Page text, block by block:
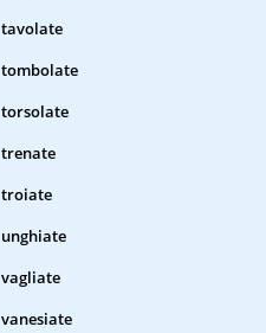
tavolate
tombolate
torsolate
trenate
troiate
unghiate
vagliate
vanesiate